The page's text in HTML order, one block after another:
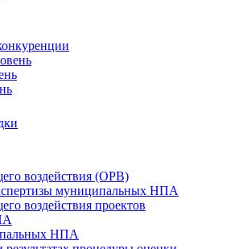
воздействия (ОРВ)
муниципальных НПА
воздействия проектов
НПА